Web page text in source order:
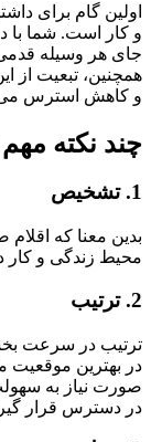
گام برای داشتن
است. شما با
هر وسیله قدمی
تبعیت از
استرس می
نکته مهم
معنا که اقلام
زندگی و کار دور
در سرعت بخشب
موقعیت
نیاز به سهولت و
قرار گیرد.